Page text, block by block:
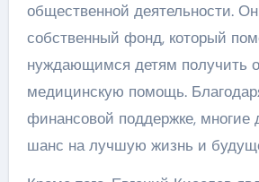
общественной деятельности.
собственный фонд, который
нуждающимся детям получить
медицинскую помощь.
финансовой поддержке, многие
шанс на лучшую жизнь и